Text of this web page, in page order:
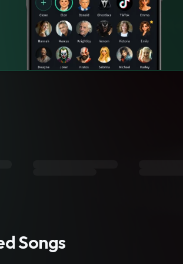
Songs